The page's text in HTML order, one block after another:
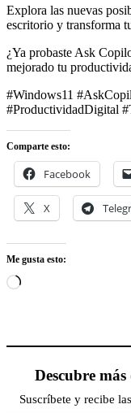
Explora las nuevas
escritorio y transforma
¿Ya probaste Ask
mejorado tu
#Windows11
#ProductividadDigital
Comparte esto:
Facebook
X
Me gusta esto:
Cargando...
Descubre
Suscríbete y recibe